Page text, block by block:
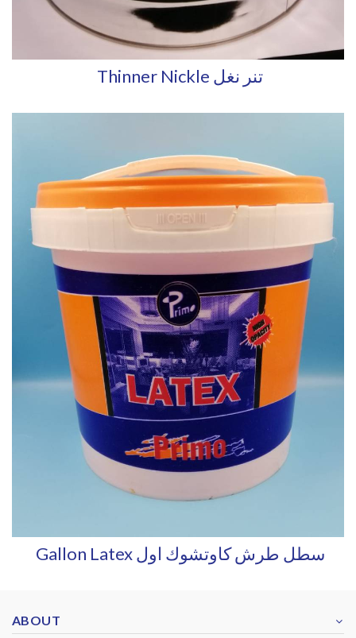
Thinner Nickle تنر نغل
Gallon Latex سطل طرش كاوتشوك اول
ABOUT